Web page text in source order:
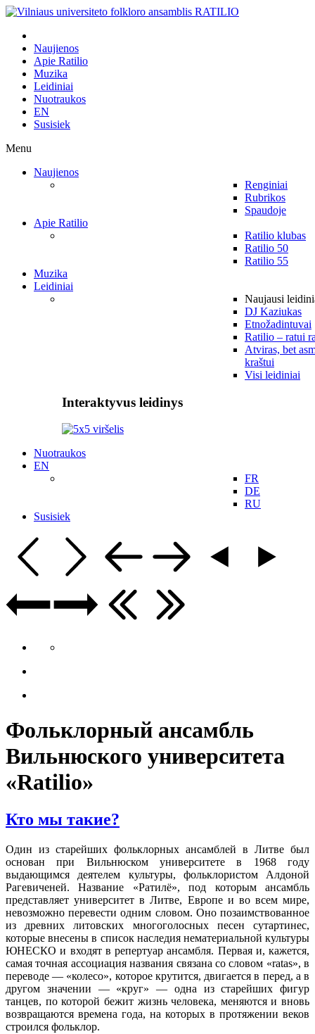
Naujienos
Apie Ratilio
Muzika
Leidiniai
Nuotraukos
EN
Susisiek
Menu
Naujienos
Renginiai
Rubrikos
Spaudoje
Apie Ratilio
Ratilio klubas
Ratilio 50
Ratilio 55
Muzika
Leidiniai
Naujausi
DJ Kaziukas
Etnožadintuvai
Ratilio – ratui
Atviras, bet
kraštui
Visi leidiniai
Interaktyvus leidinys
Nuotraukos
EN
FR
DE
RU
Susisiek
Фольклорный ансамбль
Вильнюского университета
«Ratilio»
Кто мы такие?
Один из старейших фольклорных ансамблей в Литве был
основан при Вильнюском университете в 1968 году
выдающимся деятелем культуры, фольклористом Алдоной
Рагевиченей. Название «Ратилё», под которым ансамбль
представляет университет в Литве, Европе и во всем мире,
невозможно перевести одним словом. Оно позаимствованное
из древних литовских многоголосных песен сутартинес,
которые внесены в список наследия нематериальной культуры
ЮНЕСКО и входят в репертуар ансамбля. Первая и, кажется,
самая точная ассоциация названия связана со словом «ratas», в
переводе — «колесо», которое крутится, двигается в перед, а в
другом значении — «круг» — одна из старейших фигур
танцев, по которой бежит жизнь человека, меняются и вновь
возвращаются времена года, на которых в протяжении веков
строился фольклор.